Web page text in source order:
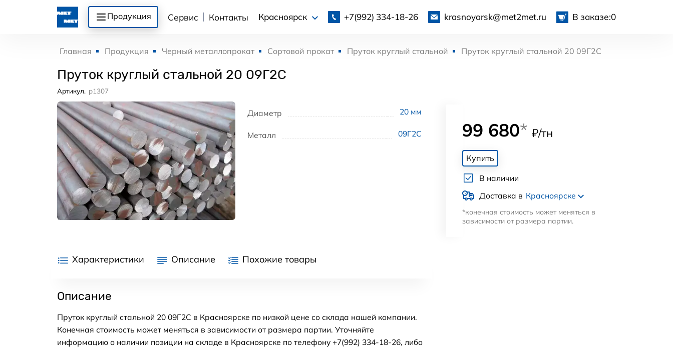
Продукция Сервис Контакты Красноярск +7(992) 334-18-26 krasnoyarsk@met2met.ru В заказе:0
Главная Продукция Черный металлопрокат Сортовой прокат Пруток круглый стальной Пруток круглый стальной 20 09Г2С
Пруток круглый стальной 20 09Г2С
Артикул. p1307
Диаметр 20 мм
Металл 09Г2С 99 680* ₽/тн
Купить
В наличии
Доставка в Красноярске
*конечная стоимость может меняться в
зависимости от размера партии.
Характеристики Описание Похожие товары
Описание
Пруток круглый стальной 20 09Г2С в Красноярске по низкой цене со склада нашей компании.
Конечная стоимость может меняться в зависимости от размера партии. Уточняйте
информацию о наличии позиции на складе в Красноярске по телефону +7(992) 334-18-26, либо